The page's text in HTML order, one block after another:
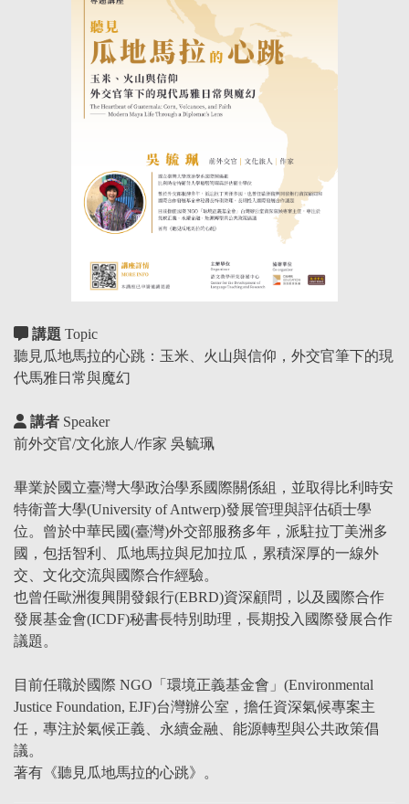
講題 Topic
聽見瓜地馬拉的心跳：玉米、火山與信仰，外交官筆下的現
代馬雅日常與魔幻
講者 Speaker
前外交官/文化旅人/作家 吳毓珮
畢業於國立臺灣大學政治學系國際關係組，並取得比利時安
特衛普大學(University of Antwerp)發展管理與評估碩士學
位。曾於中華民國(臺灣)外交部服務多年，派駐拉丁美洲多
國，包括智利、瓜地馬拉與尼加拉瓜，累積深厚的一線外
交、文化交流與國際合作經驗。
也曾任歐洲復興開發銀行(EBRD)資深顧問，以及國際合作
發展基金會(ICDF)秘書長特別助理，長期投入國際發展合作
議題。
目前任職於國際 NGO「環境正義基金會」(Environmental
Justice Foundation, EJF)台灣辦公室，擔任資深氣候專案主
任，專注於氣候正義、永續金融、能源轉型與公共政策倡
議。
著有《聽見瓜地馬拉的心跳》。